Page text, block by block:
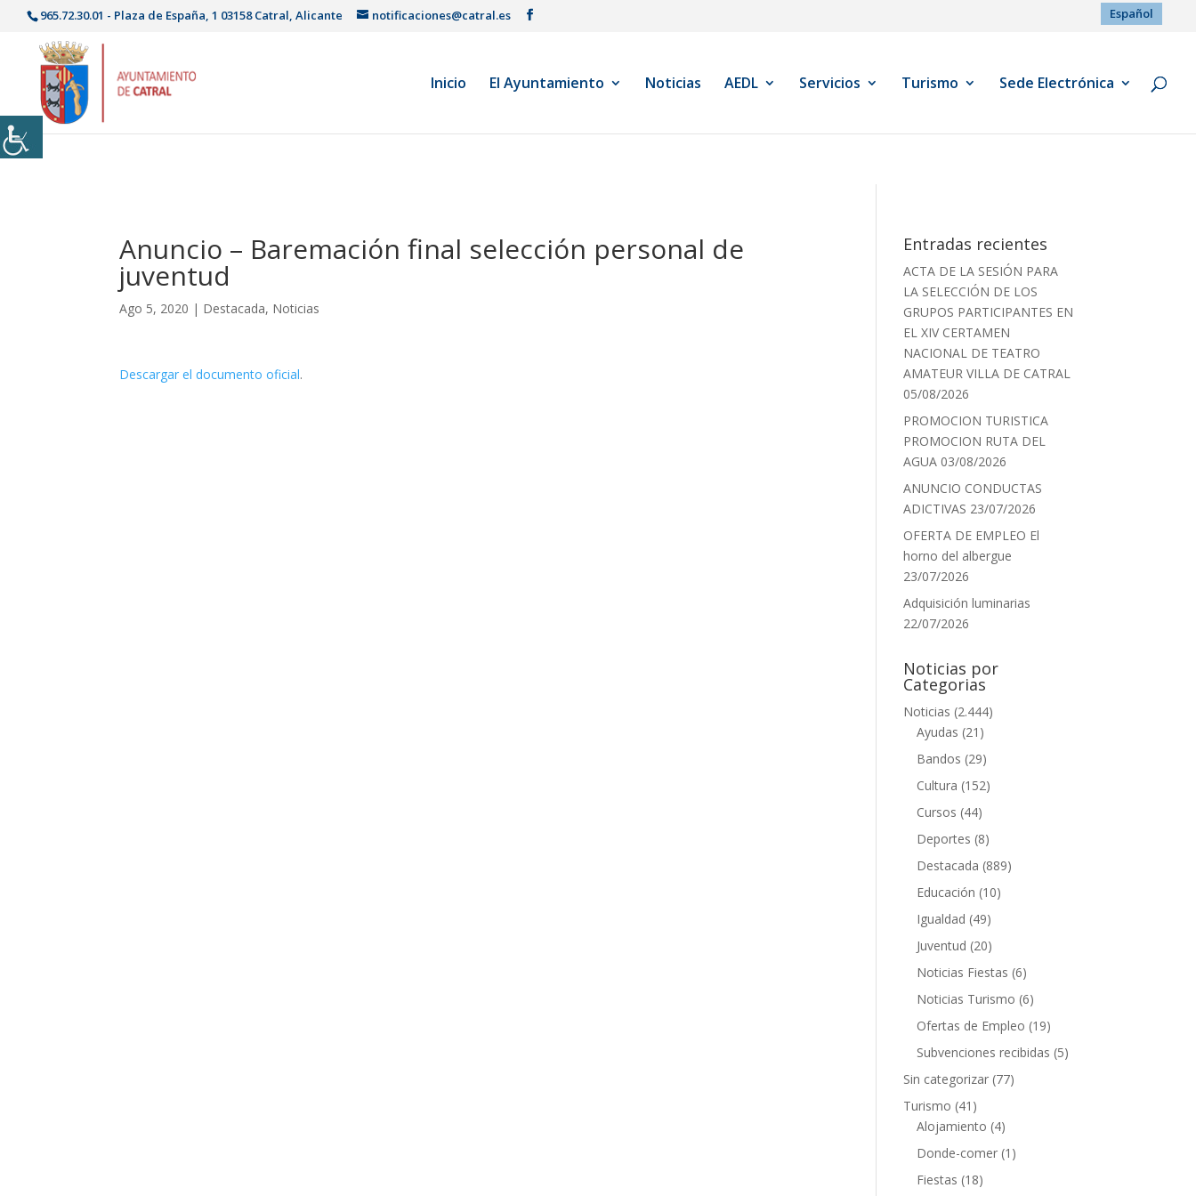
965.72.30.01 - Plaza de España, 1 03158 Catral, Alicante notificaciones@catral.es Español
Inicio El Ayuntamiento Noticias AEDL Servicios Turismo Sede Electrónica
Anuncio – Baremación final selección personal de
juventud
Ago 5, 2020 | Destacada, Noticias
Descargar el documento oficial.
Entradas recientes
ACTA DE LA SESIÓN PARA
LA SELECCIÓN DE LOS
GRUPOS PARTICIPANTES EN
EL XIV CERTAMEN
NACIONAL DE TEATRO
AMATEUR VILLA DE CATRAL
05/08/2026
PROMOCION TURISTICA
PROMOCION RUTA DEL
AGUA 03/08/2026
ANUNCIO CONDUCTAS
ADICTIVAS 23/07/2026
OFERTA DE EMPLEO El
horno del albergue
23/07/2026
Adquisición luminarias
22/07/2026
Noticias por
Categorias
Noticias (2.444)
Ayudas (21)
Bandos (29)
Cultura (152)
Cursos (44)
Deportes (8)
Destacada (889)
Educación (10)
Igualdad (49)
Juventud (20)
Noticias Fiestas (6)
Noticias Turismo (6)
Ofertas de Empleo (19)
Subvenciones recibidas (5)
Sin categorizar (77)
Turismo (41)
Alojamiento (4)
Donde-comer (1)
Fiestas (18)